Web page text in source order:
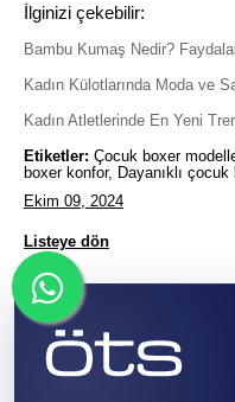
İlginizi çekebilir:
Bambu Kumaş Nedir?
Kadın Külotlarında Moda ve
Kadın Atletlerinde En Yeni
Etiketler: Çocuk boxer
boxer konfor, Dayanıklı çocuk
Ekim 09, 2024
Listeye dön